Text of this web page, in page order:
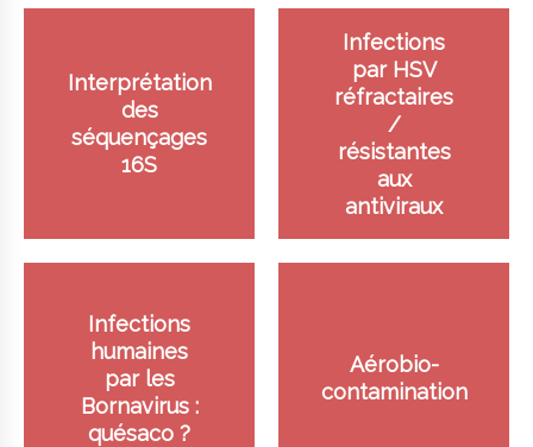
Interprétation
des
séquençages
16S
Infections
par HSV
réfractaires
/
résistantes
aux
antiviraux
Infections
humaines
par les
Bornavirus :
quésaco ?
Aérobio-
contamination